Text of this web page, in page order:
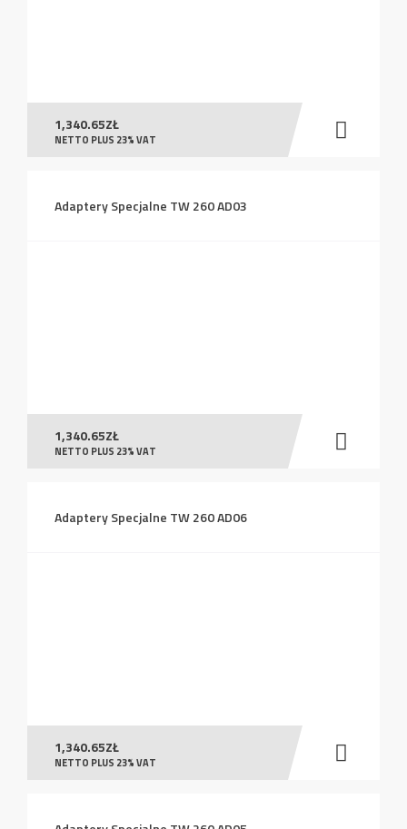
1,340.65ZŁ
NETTO PLUS 23% VAT
Adaptery Specjalne TW 260 AD03
1,340.65ZŁ
NETTO PLUS 23% VAT
Adaptery Specjalne TW 260 AD06
1,340.65ZŁ
NETTO PLUS 23% VAT